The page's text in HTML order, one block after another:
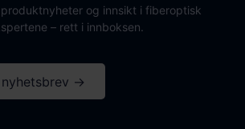
og innsikt i fiberoptisk
– rett i innboksen.
→